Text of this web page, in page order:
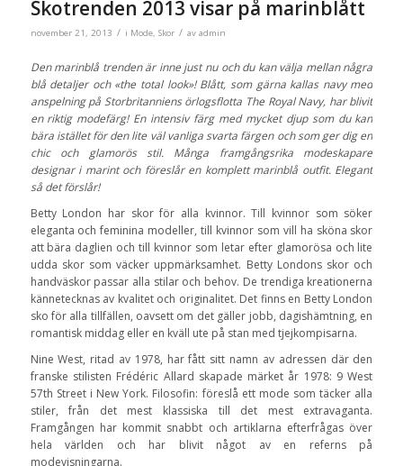
Skotrenden 2013 visar på marinblått
november 21, 2013 / i Mode, Skor / av admin
Den marinblå trenden är inne just nu och du kan välja mellan några
blå detaljer och «the total look»! Blått, som gärna kallas navy med
anspelning på Storbritanniens örlogsflotta The Royal Navy, har blivit
en riktig modefärg! En intensiv färg med mycket djup som du kan
bära istället för den lite väl vanliga svarta färgen och som ger dig en
chic och glamorös stil. Många framgångsrika modeskapare
designar i marint och föreslår en komplett marinblå outfit. Elegant
så det förslår!
Betty London har skor för alla kvinnor. Till kvinnor som söker
eleganta och feminina modeller, till kvinnor som vill ha sköna skor
att bära daglien och till kvinnor som letar efter glamorösa och lite
udda skor som väcker uppmärksamhet. Betty Londons skor och
handväskor passar alla stilar och behov. De trendiga kreationerna
kännetecknas av kvalitet och originalitet. Det finns en Betty London
sko för alla tillfällen, oavsett om det gäller jobb, dagishämtning, en
romantisk middag eller en kväll ute på stan med tjejkompisarna.
Nine West, ritad av 1978, har fått sitt namn av adressen där den
franske stilisten Frédéric Allard skapade märket år 1978: 9 West
57th Street i New York. Filosofin: föreslå ett mode som täcker alla
stiler, från det mest klassiska till det mest extravaganta.
Framgången har kommit snabbt och artiklarna efterfrågas över
hela världen och har blivit något av en referns på
modevisningarna.